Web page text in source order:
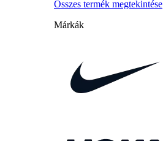
Összes termék megtekintése
Márkák